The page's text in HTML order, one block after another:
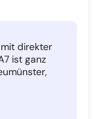
direkter
ist ganz